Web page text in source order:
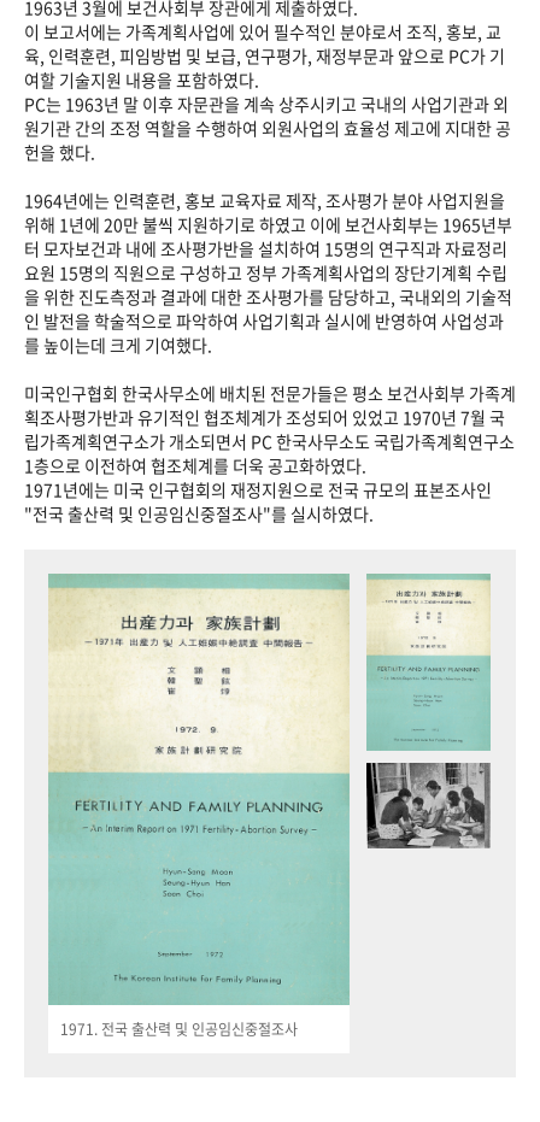
1963년 3월에 보건사회부 장관에게 제출하였다.
이 보고서에는 가족계획사업에 있어 필수적인 분야로서 조직, 홍보, 교
육, 인력훈련, 피임방법 및 보급, 연구평가, 재정부문과 앞으로 PC가 기
여할 기술지원 내용을 포함하였다.
PC는 1963년 말 이후 자문관을 계속 상주시키고 국내의 사업기관과 외
원기관 간의 조정 역할을 수행하여 외원사업의 효율성 제고에 지대한 공
헌을 했다.
1964년에는 인력훈련, 홍보 교육자료 제작, 조사평가 분야 사업지원을
위해 1년에 20만 불씩 지원하기로 하였고 이에 보건사회부는 1965년부
터 모자보건과 내에 조사평가반을 설치하여 15명의 연구직과 자료정리
요원 15명의 직원으로 구성하고 정부 가족계획사업의 장단기계획 수립
을 위한 진도측정과 결과에 대한 조사평가를 담당하고, 국내외의 기술적
인 발전을 학술적으로 파악하여 사업기획과 실시에 반영하여 사업성과
를 높이는데 크게 기여했다.
미국인구협회 한국사무소에 배치된 전문가들은 평소 보건사회부 가족계
획조사평가반과 유기적인 협조체계가 조성되어 있었고 1970년 7월 국
립가족계획연구소가 개소되면서 PC 한국사무소도 국립가족계획연구소
1층으로 이전하여 협조체계를 더욱 공고화하였다.
1971년에는 미국 인구협회의 재정지원으로 전국 규모의 표본조사인
"전국 출산력 및 인공임신중절조사"를 실시하였다.
1971. 전국 출산력 및 인공임신중절조사